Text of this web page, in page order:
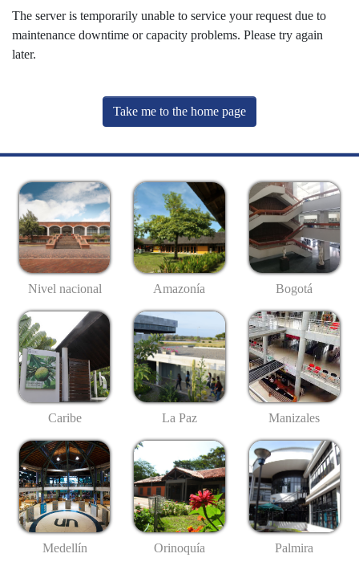
The server is temporarily unable to service your request due to
maintenance downtime or capacity problems. Please try again
later.
Take me to the home page
Nivel nacional Amazonía Bogotá
Caribe La Paz Manizales
Medellín Orinoquía Palmira